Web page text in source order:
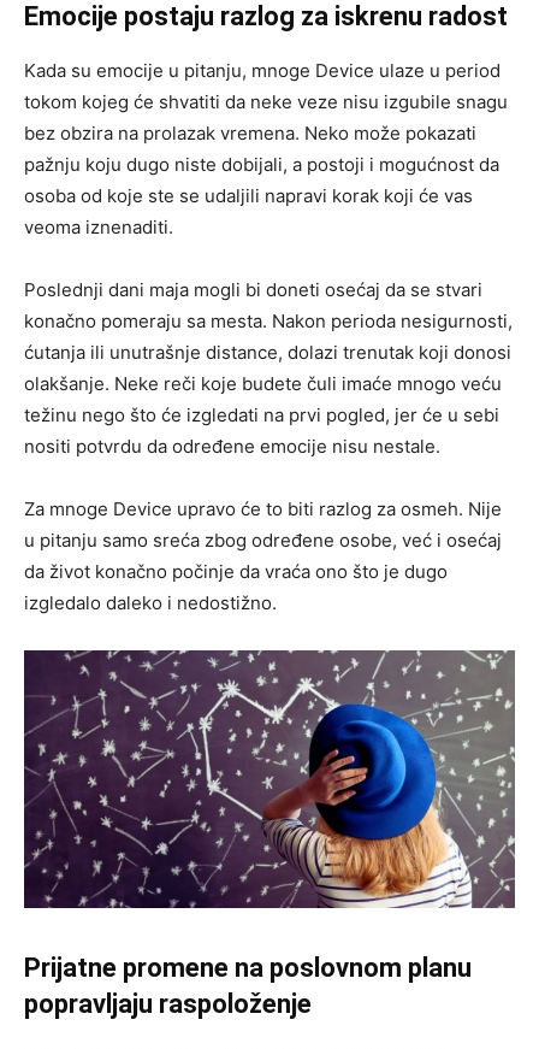
Emocije postaju razlog za iskrenu radost
Kada su emocije u pitanju, mnoge Device ulaze u period
tokom kojeg će shvatiti da neke veze nisu izgubile snagu
bez obzira na prolazak vremena. Neko može pokazati
pažnju koju dugo niste dobijali, a postoji i mogućnost da
osoba od koje ste se udaljili napravi korak koji će vas
veoma iznenaditi.
Poslednji dani maja mogli bi doneti osećaj da se stvari
konačno pomeraju sa mesta. Nakon perioda nesigurnosti,
ćutanja ili unutrašnje distance, dolazi trenutak koji donosi
olakšanje. Neke reči koje budete čuli imaće mnogo veću
težinu nego što će izgledati na prvi pogled, jer će u sebi
nositi potvrdu da određene emocije nisu nestale.
Za mnoge Device upravo će to biti razlog za osmeh. Nije
u pitanju samo sreća zbog određene osobe, već i osećaj
da život konačno počinje da vraća ono što je dugo
izgledalo daleko i nedostižno.
Prijatne promene na poslovnom planu
popravljaju raspoloženje